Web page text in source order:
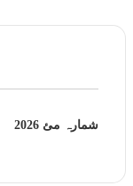
شمارہ مئ 2026